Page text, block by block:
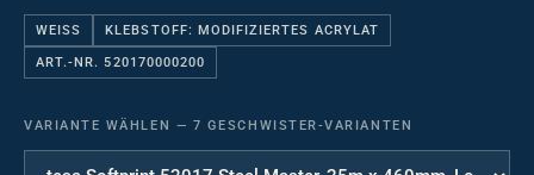
WEISS KLEBSTOFF: MODIFIZIERTES ACRYLAT
ART.-NR. 520170000200
VARIANTE WÄHLEN — 7 GESCHWISTER-VARIANTEN